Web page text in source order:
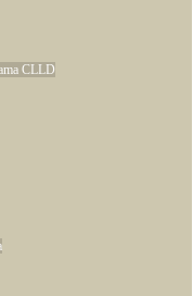
CLLD